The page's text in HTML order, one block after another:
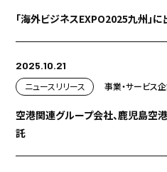
「海外ビジネスEXPO2025九州」に
2025.10.21
ニュースリリース
事業・サービス
空港関連グループ会社、鹿児島空
託